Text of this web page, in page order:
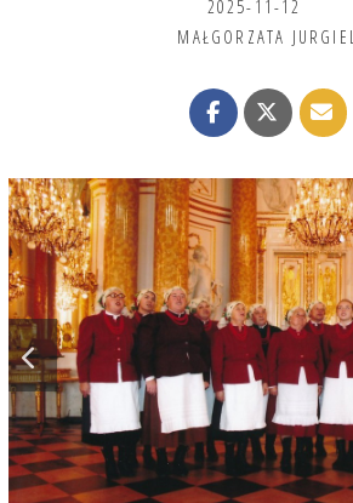
2025-11-12
MAŁGORZATA JURGIEL